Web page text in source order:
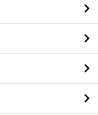
閉
る